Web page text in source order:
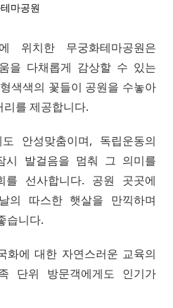
마공원
위치한 무궁화테마공원은
을 다채롭게 감상할 수 있는
색색의 꽃들이 공원을 수놓아
를 제공합니다.
안성맞춤이며, 독립운동의
시 발걸음을 멈춰 그 의미를
선사합니다. 공원 곳곳에
의 따스한 햇살을 만끽하며
습니다.
화에 대한 자연스러운 교육의
단위 방문객에게도 인기가